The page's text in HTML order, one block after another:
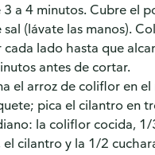
a 4 minutos. Cubre el
(lávate las manos).
lado hasta que
antes de cortar.
el arroz de coliflor en
pica el cilantro en
la coliflor cocida,
cilantro y la 1/2